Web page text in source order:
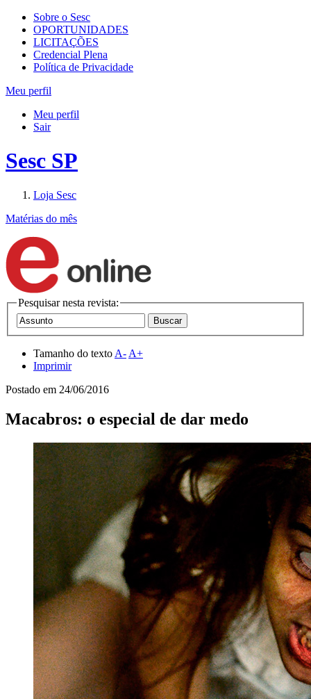
Sobre o Sesc
OPORTUNIDADES
LICITAÇÕES
Credencial Plena
Política de Privacidade
Meu perfil
Meu perfil
Sair
Sesc SP
Loja Sesc
Matérias do mês
Pesquisar nesta revista:
Tamanho do texto A- A+
Imprimir
Postado em 24/06/2016
Macabros: o especial de dar medo